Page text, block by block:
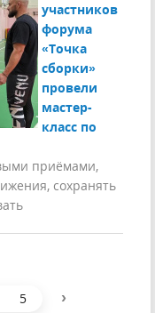
участников
форума
«Точка
сборки»
провели
мастер-
класс по
приёмами,
сохранять
5 ›